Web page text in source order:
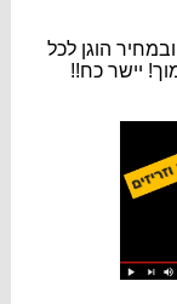
הוגן לכל
יישר כח!!